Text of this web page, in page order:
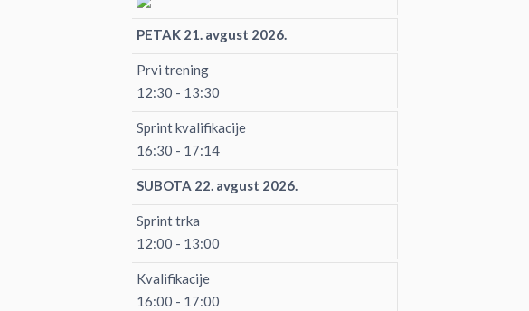
PETAK 21. avgust 2026.
Prvi trening
12:30 - 13:30
Sprint kvalifikacije
16:30 - 17:14
SUBOTA 22. avgust 2026.
Sprint trka
12:00 - 13:00
Kvalifikacije
16:00 - 17:00